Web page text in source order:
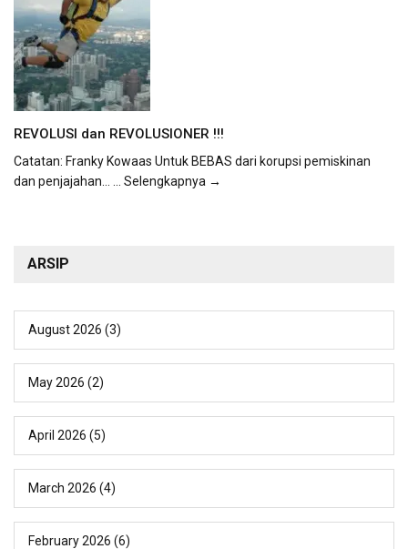
REVOLUSI dan REVOLUSIONER !!!
Catatan: Franky Kowaas Untuk BEBAS dari korupsi pemiskinan
dan penjajahan...
... Selengkapnya →
ARSIP
August 2026 (3)
May 2026 (2)
April 2026 (5)
March 2026 (4)
February 2026 (6)